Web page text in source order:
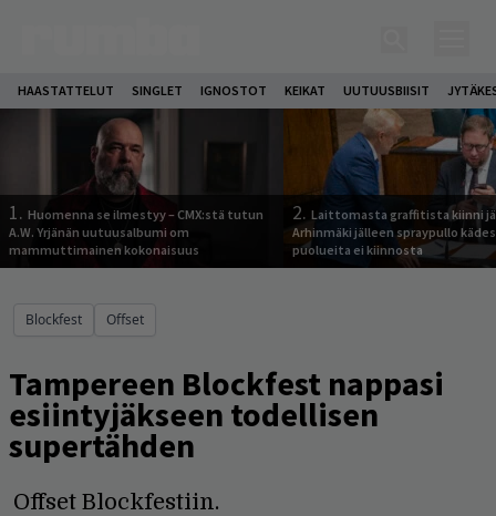
HAASTATTELUT SINGLET IGNOSTOT KEIKAT UUTUUSBIISIT
1. Huomenna se ilmestyy – CMX:stä tutun
A.W. Yrjänän uutuusalbumi om
mammuttimainen kokonaisuus
2. Laittomasta graffitista kiinni
Arhinmäki jälleen spraypullo
puolueita ei kiinnosta
Blockfest Offset
Tampereen Blockfest nappasi
esiintyjäkseen todellisen
supertähden
Offset Blockfestiin.